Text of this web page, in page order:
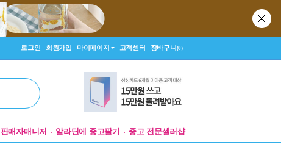
로그인 회원가입 마이페이지 고객센터 장바구니(0)
판매자매니저 알라딘에 중고팔기 중고 전문셀러샵